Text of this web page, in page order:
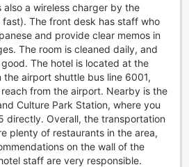
a wireless charger by the
The front desk has staff who
and provide clear memos in
The room is cleaned daily, and
The hotel is located at the
airport shuttle bus line 6001,
from the airport. Nearby is the
Culture Park Station, where you
directly. Overall, the transportation
plenty of restaurants in the area,
on the wall of the
staff are very responsible.